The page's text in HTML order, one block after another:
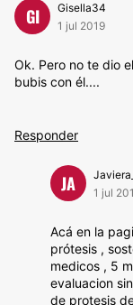
GI
Gisella34
1 jul 2019
Ok. Pero no te dio
bubis con él....
Responder
JA
1 jul
Acá en la
prótesis ,
medicos , 5
evaluacion
de protesis